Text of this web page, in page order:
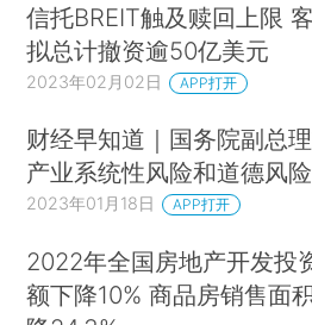
信托BREIT触及赎回上限
拟总计撤资逾50亿美元
2023年02月02日 APP打开
财经早知道｜国务院副总
产业系统性风险和道德风
2023年01月18日 APP打开
2022年全国房地产开发投
额下降10% 商品房销售面